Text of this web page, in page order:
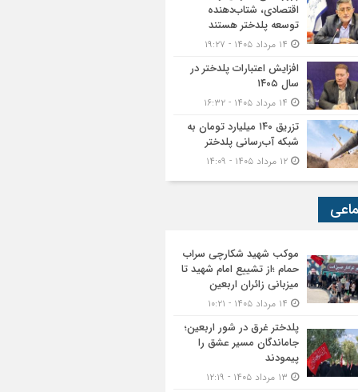
اقتصادی، شتاب‌دهنده
توسعه پلدختر هستند
افزایش اعتبارات پلدختر در
سال ۱۴۰۵
تزریق ۱۴۰ میلیارد تومان به
شبکه آب‌رسانی پلدختر
موکب شهید شکارچی سراب
حمام ؛از تشییع امام شهید تا
میزبانی زائران اربعین
پلدختر غرق در شور اربعین؛
جاماندگان مسیر عشق را
پیمودند